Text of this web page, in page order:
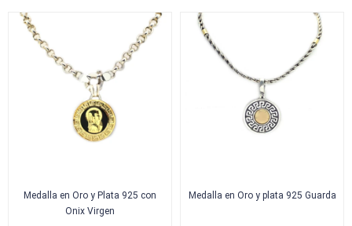
Medalla en Oro y Plata 925 con
Onix Virgen
Medalla en Oro y plata 925 Guarda